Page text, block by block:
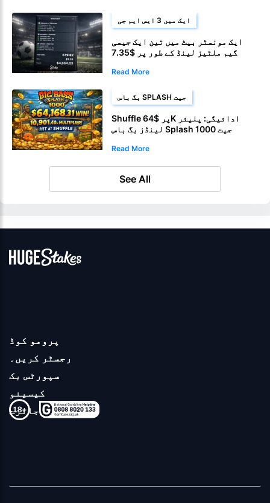
ایک میں 3 ایس ایم جی
ایک مونسٹر بیٹ میں تین ایک جیسی
گیم ملٹیز لینڈ کے طور پر $7.35
Read More
بگ باس SPLASH جیت
Shuffle پر $64K ادائیگی: پلیئر
لینڈز بگ باس Splash 1000 جیت
Read More
See All
پرومو کوڈ
رجسٹر کریں۔
سپورٹس بک
کیسینو
جائزے